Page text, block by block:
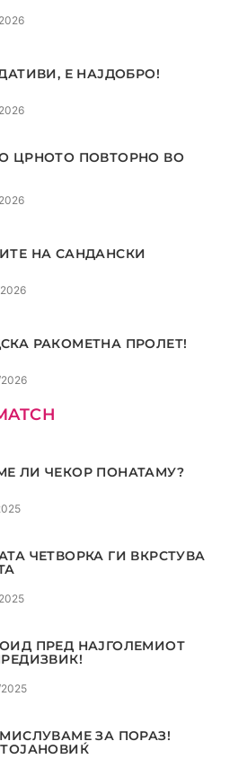
Е НАЈДОБРО!
ЦРНОТО ПОВТОРНО ВО
НА САНДАНСКИ
РАКОМЕТНА ПРОЛЕТ!
ЛИ ЧЕКОР ПОНАТАМУ?
ЧЕТВОРКА ГИ ВКРСТУВА
ПРЕД НАЈГОЛЕМИОТ
ЗА ПОРАЗ!